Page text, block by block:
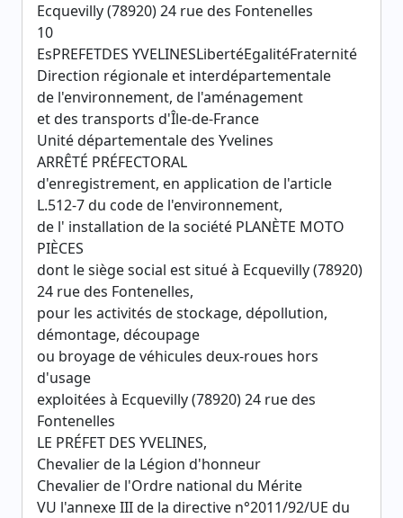
Ecquevilly (78920) 24 rue des Fontenelles
10
EsPREFETDES YVELINESLibertéEgalitéFraternité
Direction régionale et interdépartementale
de l'environnement, de l'aménagement
et des transports d'Île-de-France
Unité départementale des Yvelines
ARRÊTÉ PRÉFECTORAL
d'enregistrement, en application de l'article
L.512-7 du code de l'environnement,
de l' installation de la société PLANÈTE MOTO
PIÈCES
dont le siège social est situé à Ecquevilly (78920)
24 rue des Fontenelles,
pour les activités de stockage, dépollution,
démontage, découpage
ou broyage de véhicules deux-roues hors
d'usage
exploitées à Ecquevilly (78920) 24 rue des
Fontenelles
LE PRÉFET DES YVELINES,
Chevalier de la Légion d'honneur
Chevalier de l'Ordre national du Mérite
VU l'annexe III de la directive n°2011/92/UE du